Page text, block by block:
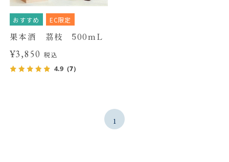
おすすめ EC限定
果本酒 茘枝 500mL
¥3,850税込
4.9（7）
1